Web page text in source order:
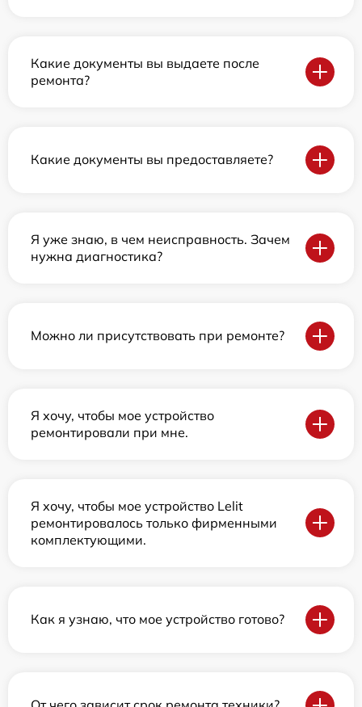
Какие документы вы выдаете после
ремонта?
Какие документы вы предоставляете?
Я уже знаю, в чем неисправность. Зачем
нужна диагностика?
Можно ли присутствовать при ремонте?
Я хочу, чтобы мое устройство
ремонтировали при мне.
Я хочу, чтобы мое устройство Lelit
ремонтировалось только фирменными
комплектующими.
Как я узнаю, что мое устройство готово?